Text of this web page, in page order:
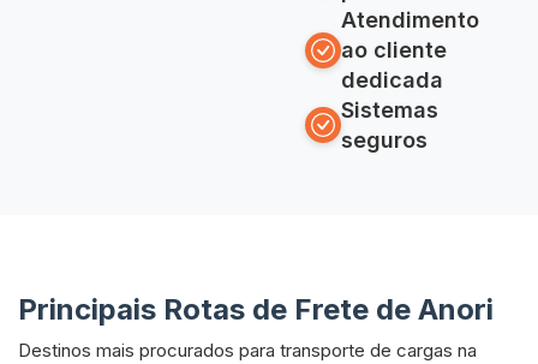
Atendimento
ao cliente
dedicada
Sistemas
seguros
Principais Rotas de Frete de Anori
Destinos mais procurados para transporte de cargas na